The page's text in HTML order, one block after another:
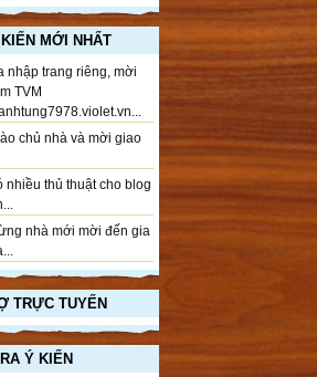
MỚI NHẤT
nhập trang riêng, mời
TVM
chủ nhà và mời giao
nhiều thủ thuật cho blog
nhà mới mời đến gia
TRỰC TUYẾN
Ý KIẾN